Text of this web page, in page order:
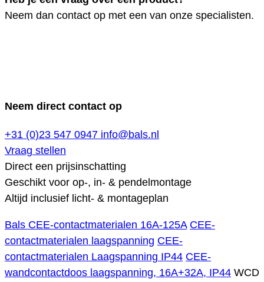
Neem dan contact op met een van onze specialisten.
Neem direct contact op
+31 (0)23 547 0947 info@bals.nl
Vraag stellen
Direct een prijsinschatting
Geschikt voor op-, in- & pendelmontage
Altijd inclusief licht- & montageplan
Bals CEE-contactmaterialen 16A-125A CEE-
contactmaterialen laagspanning CEE-
contactmaterialen Laagspanning IP44 CEE-
wandcontactdoos laagspanning, 16A+32A, IP44 WCD